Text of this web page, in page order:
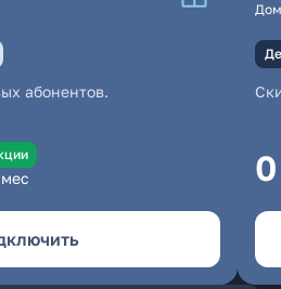
абонентов.
0